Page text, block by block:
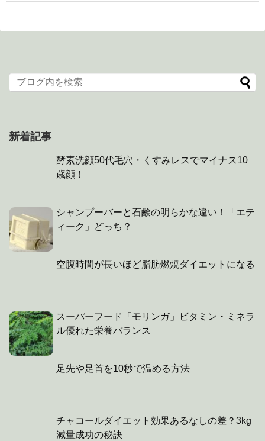
新着記事
酵素洗顔50代毛穴・くすみレスでマイナス10
歳顔！
シャンプーバーと石鹸の明らかな違い！「エテ
ィーク」どっち？
空腹時間が長いほど脂肪燃焼ダイエットになる
スーパーフード「モリンガ」ビタミン・ミネラ
ル優れた栄養バランス
足先や足首を10秒で温める方法
チャコールダイエット効果あるなしの差？3kg
減量成功の秘訣